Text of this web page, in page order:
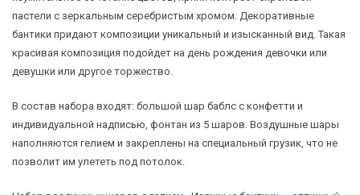
пастели с зеркальным серебристым хромом. Декоративные
бантики придают композиции уникальный и изысканный вид. Такая
красивая композиция подойдет на день рождения девочки или
девушки или другое торжество.
В состав набора входят: большой шар баблс с конфетти и
индивидуальной надписью, фонтан из 5 шаров. Воздушные шары
наполняются гелием и закреплены на специальный грузик, что не
позволит им улететь под потолок.